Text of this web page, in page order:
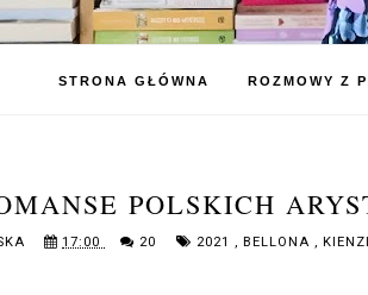
STRONA GŁÓWNA ROZMOWY Z
POLSKICH
17:00 20 2021 , BELLONA ,